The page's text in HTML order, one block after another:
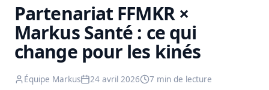
Partenariat FFMKR ×
Markus Santé : ce qui
change pour les kinés
Équipe Markus 24 avril 2026 7 min de lecture